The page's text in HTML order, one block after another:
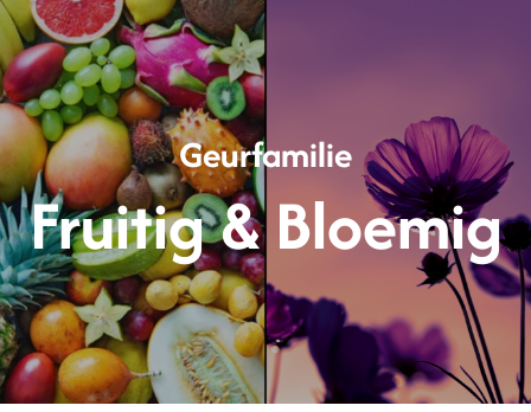
Deze
optie
kan
gekozen
worden
op
de
productpagina
Geurfamilie
Fruitig & Bloemig